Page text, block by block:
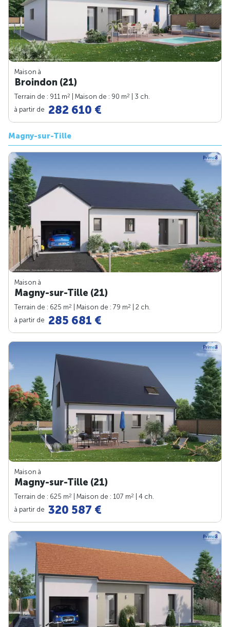
Maison à
Broindon (21)
Terrain de : 911 m2 | Maison de : 90 m2
| 3 ch.
à partir de 282 610 €
Magny-sur-Tille
Maison à
Magny-sur-Tille (21)
Terrain de : 625 m2 | Maison de : 79 m2
| 2 ch.
à partir de 285 681 €
Maison à
Magny-sur-Tille (21)
Terrain de : 625 m2 | Maison de : 107 m2
| 4 ch.
à partir de 320 587 €